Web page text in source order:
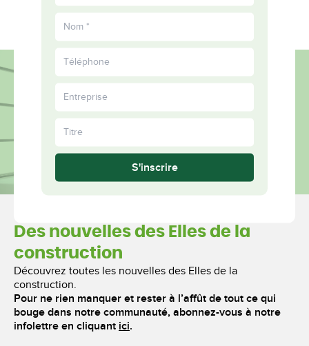
S'inscrire
Plus informés
ensemble
Des nouvelles des Elles de la
construction
Découvrez toutes les nouvelles des Elles de la
construction.
Pour ne rien manquer et rester à l’affût de tout ce qui
bouge dans notre communauté, abonnez-vous à notre
infolettre en cliquant ici.